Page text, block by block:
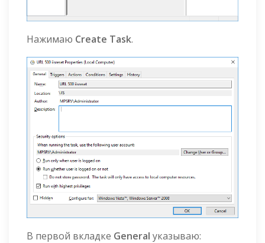
Нажимаю Create Task.
В первой вкладке General указываю: